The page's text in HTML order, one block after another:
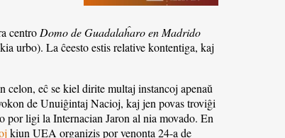
centro Domo de Guadalaĥaro en Madrido
urbo). La ĉeesto estis relative kontentiga, kaj
celon, eĉ se kiel dirite multaj instancoj apenaŭ
de Unuiĝintaj Nacioj, kaj jen povas troviĝi
por ligi la Internacian Jaron al nia movado. En
kiun UEA organizis por venonta 24-a de